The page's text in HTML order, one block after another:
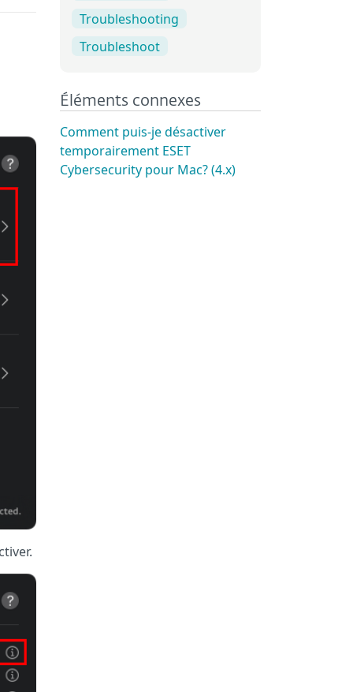
Troubleshooting
Troubleshoot
Éléments connexes
Comment puis-je désactiver
temporairement ESET
Cybersecurity pour Mac? (4.x)